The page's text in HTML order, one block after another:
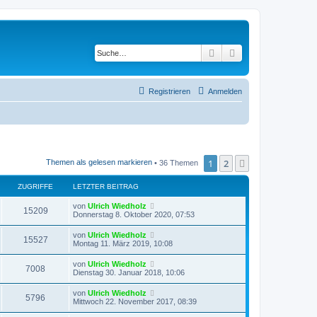
Suche
Anmelden
Registrieren
Themen als gelesen markieren • 36 Themen 1 2
ZUGRIFFE LETZTER BEITRAG
15209 von Ulrich Wiedholz
Donnerstag 8. Oktober 2020, 07:53
15527 von Ulrich Wiedholz
Montag 11. März 2019, 10:08
7008 von Ulrich Wiedholz
Dienstag 30. Januar 2018, 10:06
5796 von Ulrich Wiedholz
Mittwoch 22. November 2017, 08:39